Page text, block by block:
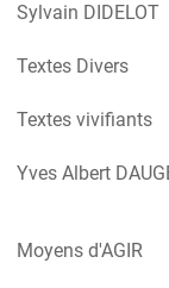
Sylvain DIDELOT
Textes Divers
Textes vivifiants
Yves Albert
Moyens d'AGIR